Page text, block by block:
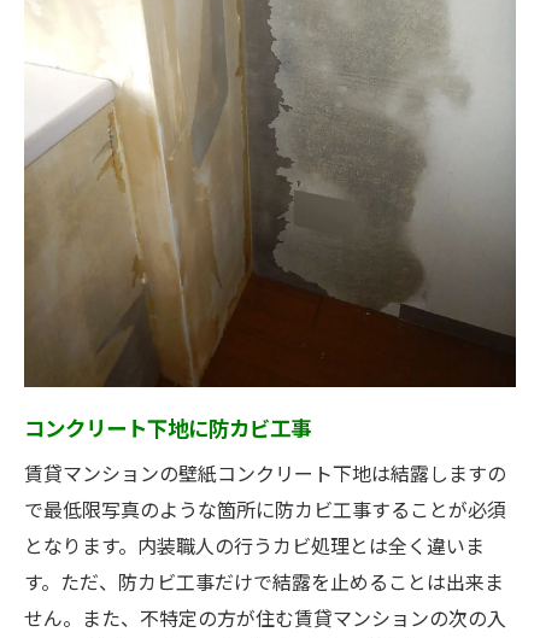
コンクリート下地に防カビ工事
賃貸マンションの壁紙コンクリート下地は結露しますの
で最低限写真のような箇所に防カビ工事することが必須
となります。内装職人の行うカビ処理とは全く違いま
す。ただ、防カビ工事だけで結露を止めることは出来ま
せん。また、不特定の方が住む賃貸マンションの次の入